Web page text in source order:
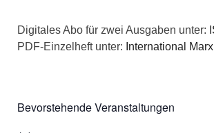
Digitales Abo für zwei Ausgaben unter:
PDF-Einzelheft unter: International
Bevorstehende Veranstaltungen